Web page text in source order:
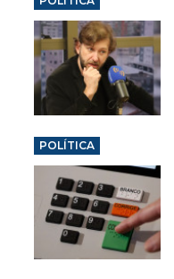
POLÍTICA